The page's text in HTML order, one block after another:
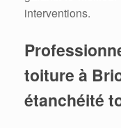
interventions.
toiture à
étanchéité